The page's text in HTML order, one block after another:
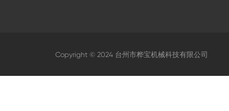
Copyright © 2024 台州市桦宝机械科技有限公司